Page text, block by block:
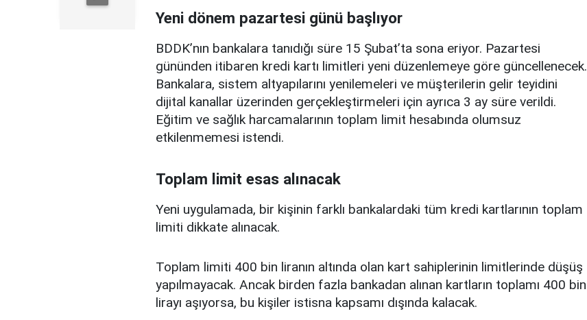
Yeni dönem pazartesi günü başlıyor
BDDK’nın bankalara tanıdığı süre 15 Şubat’ta sona eriyor. Pazartesi
gününden itibaren kredi kartı limitleri yeni düzenlemeye göre güncellenecek.
Bankalara, sistem altyapılarını yenilemeleri ve müşterilerin gelir teyidini
dijital kanallar üzerinden gerçekleştirmeleri için ayrıca 3 ay süre verildi.
Eğitim ve sağlık harcamalarının toplam limit hesabında olumsuz
etkilenmemesi istendi.
Toplam limit esas alınacak
Yeni uygulamada, bir kişinin farklı bankalardaki tüm kredi kartlarının toplam
limiti dikkate alınacak.
Toplam limiti 400 bin liranın altında olan kart sahiplerinin limitlerinde düşüş
yapılmayacak. Ancak birden fazla bankadan alınan kartların toplamı 400 bin
lirayı aşıyorsa, bu kişiler istisna kapsamı dışında kalacak.